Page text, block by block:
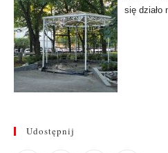
się działo
Udostępnij